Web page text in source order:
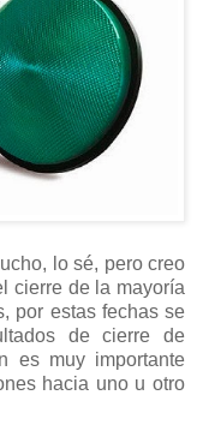
lo sé, pero creo
cierre de la mayoría
por estas fechas se
de cierre de
es muy importante
hacia uno u otro